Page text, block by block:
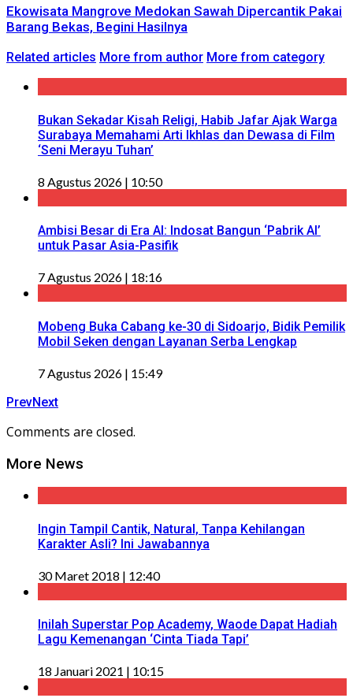
Ekowisata Mangrove Medokan Sawah Dipercantik Pakai
Barang Bekas, Begini Hasilnya
Related articles More from author More from category
Bukan Sekadar Kisah Religi, Habib Jafar Ajak Warga
Surabaya Memahami Arti Ikhlas dan Dewasa di Film
‘Seni Merayu Tuhan’
8 Agustus 2026 | 10:50
Ambisi Besar di Era AI: Indosat Bangun ‘Pabrik AI’
untuk Pasar Asia-Pasifik
7 Agustus 2026 | 18:16
Mobeng Buka Cabang ke-30 di Sidoarjo, Bidik Pemilik
Mobil Seken dengan Layanan Serba Lengkap
7 Agustus 2026 | 15:49
PrevNext
Comments are closed.
More News
Ingin Tampil Cantik, Natural, Tanpa Kehilangan
Karakter Asli? Ini Jawabannya
30 Maret 2018 | 12:40
Inilah Superstar Pop Academy, Waode Dapat Hadiah
Lagu Kemenangan ‘Cinta Tiada Tapi’
18 Januari 2021 | 10:15